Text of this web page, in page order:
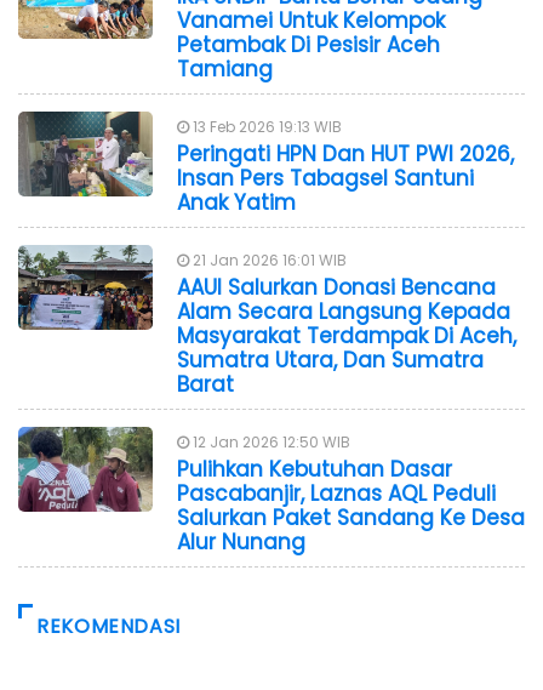
Vanamei Untuk Kelompok
Petambak Di Pesisir Aceh
Tamiang
13 Feb 2026 19:13 WIB
Peringati HPN Dan HUT PWI 2026,
Insan Pers Tabagsel Santuni
Anak Yatim
21 Jan 2026 16:01 WIB
AAUI Salurkan Donasi Bencana
Alam Secara Langsung Kepada
Masyarakat Terdampak Di Aceh,
Sumatra Utara, Dan Sumatra
Barat
12 Jan 2026 12:50 WIB
Pulihkan Kebutuhan Dasar
Pascabanjir, Laznas AQL Peduli
Salurkan Paket Sandang Ke Desa
Alur Nunang
REKOMENDASI